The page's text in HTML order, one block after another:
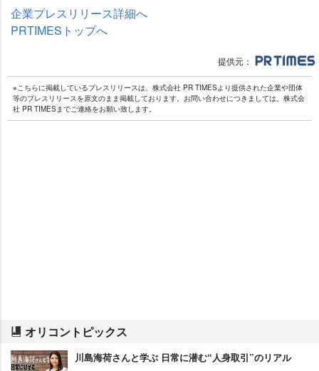
企業プレスリリース詳細へ
PRTIMESトップへ
提供元：
※こちらに掲載しているプレスリリースは、株式会社 PR TIMESより提供された企業や団体
等のプレスリリースを原文のまま掲載しております。お問い合わせにつきましては、株式会
社 PR TIMESまでご連絡をお願い致します。
オリコントピックス
川島海荷さんと学ぶ 日常に潜む“人身取引”のリアル